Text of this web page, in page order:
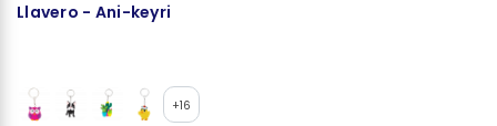
Llavero - Ani-keyri
+16